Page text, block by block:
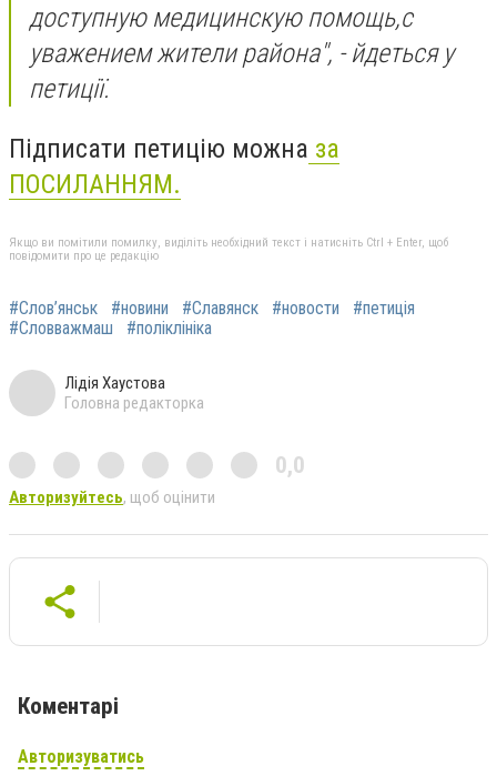
доступную медицинскую помощь,с
уважением жители района", - йдеться у
петиції.
Підписати петицію можна за
ПОСИЛАННЯМ.
Якщо ви помітили помилку, виділіть необхідний текст і натисніть Ctrl + Enter, щоб
повідомити про це редакцію
#Слов’янськ #новини #Славянск #новости
#петиція
#Словважмаш
#поліклініка
Лідія Хаустова
Головна редакторка
0,0
Авторизуйтесь, щоб оцінити
Коментарі
Авторизуватись